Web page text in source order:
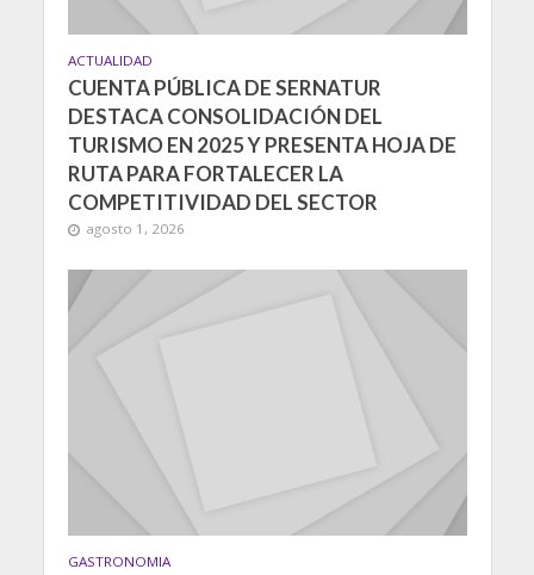
ACTUALIDAD
CUENTA PÚBLICA DE SERNATUR
DESTACA CONSOLIDACIÓN DEL
TURISMO EN 2025 Y PRESENTA HOJA DE
RUTA PARA FORTALECER LA
COMPETITIVIDAD DEL SECTOR
agosto 1, 2026
GASTRONOMIA